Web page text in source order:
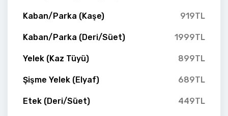
Kaban/Parka (Kaşe) 919TL
Kaban/Parka (Deri/Süet) 1999TL
Yelek (Kaz Tüyü) 899TL
Şişme Yelek (Elyaf) 689TL
Etek (Deri/Süet) 449TL